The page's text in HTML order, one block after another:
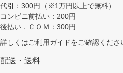
代引：300円（※1万円以上で無料）
コンビニ前払い：200円
後払い．ＣＯＭ：300円
詳しくはご利用ガイドをご確認くださ
配送・送料